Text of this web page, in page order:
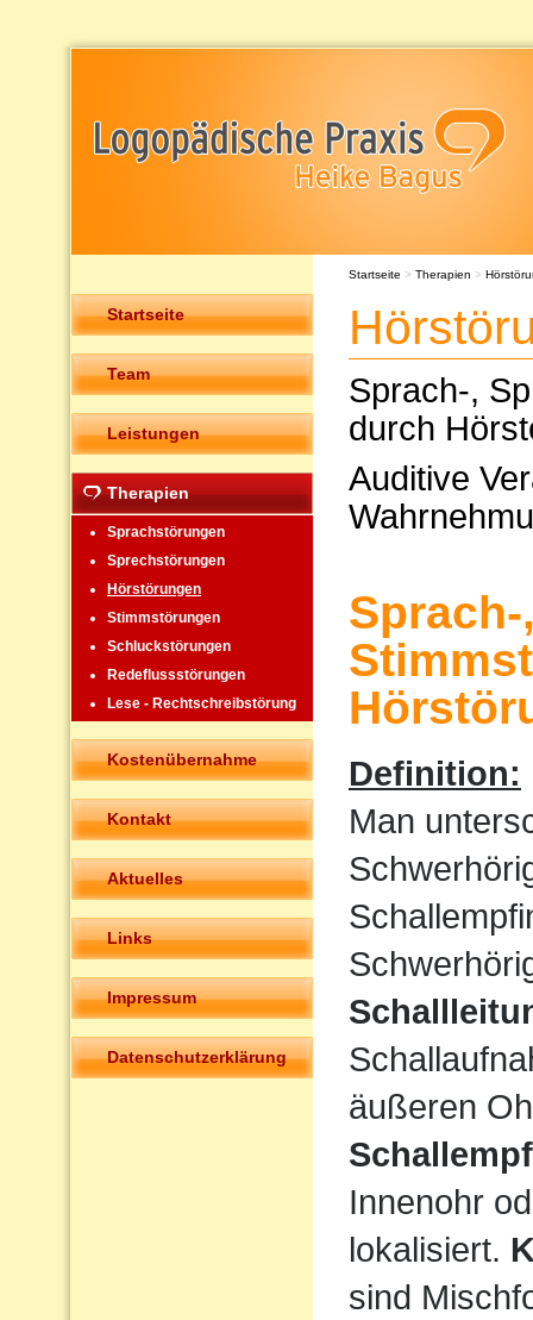
Startseite
Team
Leistungen
Therapien
Sprachstörungen
Sprechstörungen
Hörstörungen
Stimmstörungen
Schluckstörungen
Redeflussstörungen
Lese - Rechtschreibstörung
Kostenübernahme
Kontakt
Aktuelles
Links
Impressum
Datenschutzerklärung
Startseite > Therapien >
Sprach-,
durch
Auditive
Definition:
Man
äußeren
Innenohr
lokalisiert.
sind